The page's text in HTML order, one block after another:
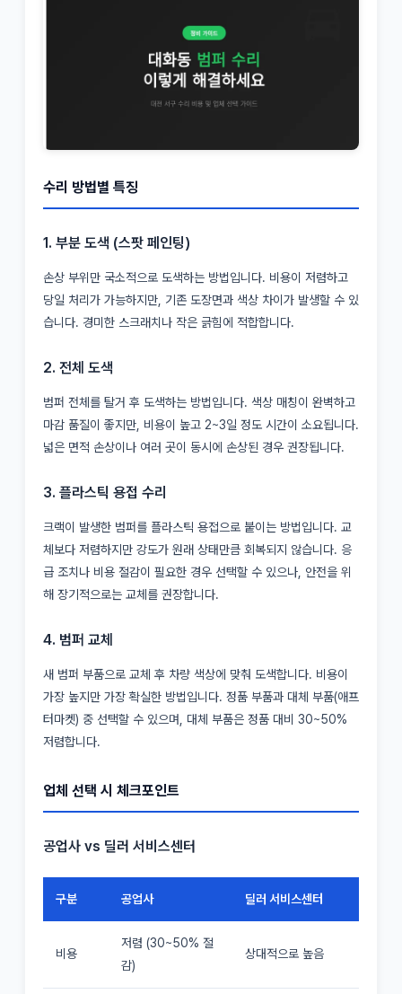
수리 방법별 특징
1. 부분 도색 (스팟 페인팅)
손상 부위만 국소적으로 도색하는 방법입니다. 비용이 저렴하고
당일 처리가 가능하지만, 기존 도장면과 색상 차이가 발생할 수 있
습니다. 경미한 스크래치나 작은 긁힘에 적합합니다.
2. 전체 도색
범퍼 전체를 탈거 후 도색하는 방법입니다. 색상 매칭이 완벽하고
마감 품질이 좋지만, 비용이 높고 2~3일 정도 시간이 소요됩니다.
넓은 면적 손상이나 여러 곳이 동시에 손상된 경우 권장됩니다.
3. 플라스틱 용접 수리
크랙이 발생한 범퍼를 플라스틱 용접으로 붙이는 방법입니다. 교
체보다 저렴하지만 강도가 원래 상태만큼 회복되지 않습니다. 응
급 조치나 비용 절감이 필요한 경우 선택할 수 있으나, 안전을 위
해 장기적으로는 교체를 권장합니다.
4. 범퍼 교체
새 범퍼 부품으로 교체 후 차량 색상에 맞춰 도색합니다. 비용이
가장 높지만 가장 확실한 방법입니다. 정품 부품과 대체 부품(애프
터마켓) 중 선택할 수 있으며, 대체 부품은 정품 대비 30~50%
저렴합니다.
업체 선택 시 체크포인트
공업사 vs 딜러 서비스센터
구분 공업사 딜러 서비스센터
비용
저렴 (30~50% 절
감)
상대적으로 높음